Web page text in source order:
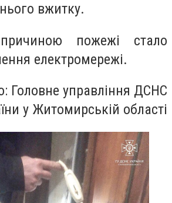
вжитку.
пожежі стало
електромережі.
Головне управління ДСНС
у Житомирській області